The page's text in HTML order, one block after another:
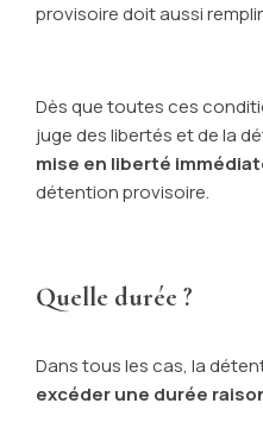
provisoire doit aussi
Dès que toutes ces
juge des libertés et de la
mise en liberté
détention provisoire.
Quelle durée ?
Dans tous les cas, la
excéder une durée